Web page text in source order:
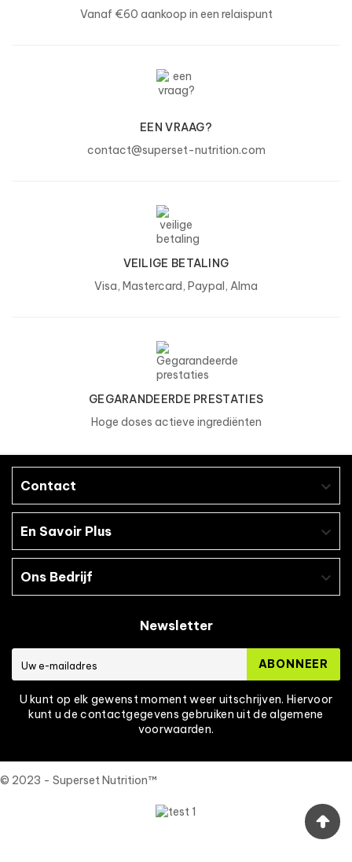
Vanaf €60 aankoop in een relaispunt
EEN VRAAG?
contact@superset-nutrition.com
VEILIGE BETALING
Visa, Mastercard, Paypal, Alma
GEGARANDEERDE PRESTATIES
Hoge doses actieve ingrediënten
Contact 
En Savoir Plus 
Ons Bedrijf 
Newsletter
ABONNEER
U kunt op elk gewenst moment weer uitschrijven. Hiervoor
kunt u de contactgegevens gebruiken uit de algemene
voorwaarden.
© 2023 - Superset Nutrition™